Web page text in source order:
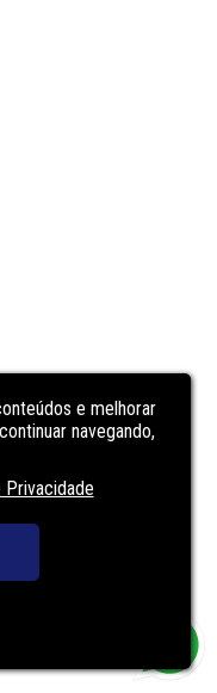
e melhorar
navegando,